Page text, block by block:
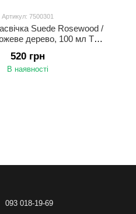
Артикул: 7500301
Suede Rosewood /
дерево, 100 мл ТМ
520 грн
В наявності
093 018-19-69